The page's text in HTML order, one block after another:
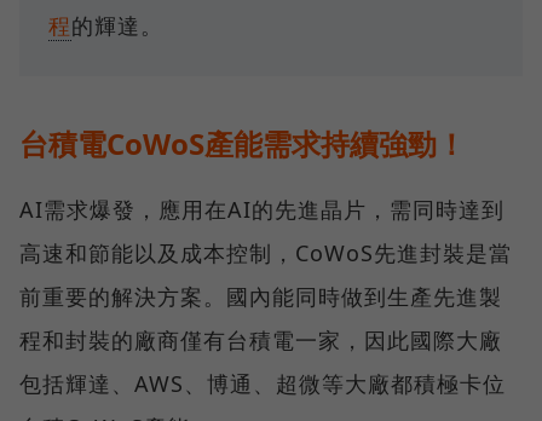
程的輝達。
台積電CoWoS產能需求持續強勁！
AI需求爆發，應用在AI的先進晶片，需同時達到
高速和節能以及成本控制，CoWoS先進封裝是當
前重要的解決方案。國內能同時做到生產先進製
程和封裝的廠商僅有台積電一家，因此國際大廠
包括輝達、AWS、博通、超微等大廠都積極卡位